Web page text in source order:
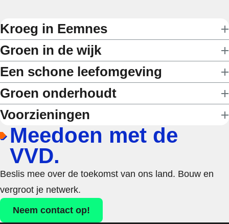
Kroeg in Eemnes
Groen in de wijk
Een schone leefomgeving
Groen onderhoudt
Voorzieningen
Meedoen met de
VVD.
Beslis mee over de toekomst van ons land. Bouw en
vergroot je netwerk.
Neem contact op!